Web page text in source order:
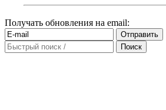
Получать обновления на email: